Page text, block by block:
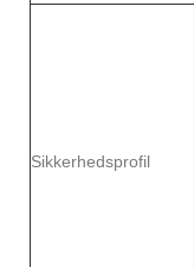
Sikkerhedsprofil